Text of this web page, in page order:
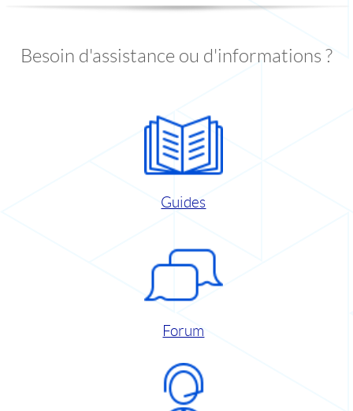
Besoin d'assistance ou d'informations ?
Guides
Forum